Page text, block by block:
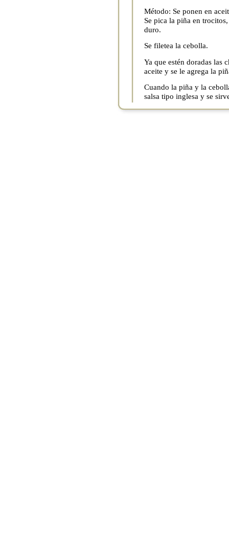
Método: Se ponen en
Se pica la piña en
duro.
Se filetea la cebolla.
Ya que estén doradas las
aceite y se le agrega la
Cuando la piña y la
salsa tipo inglesa y se